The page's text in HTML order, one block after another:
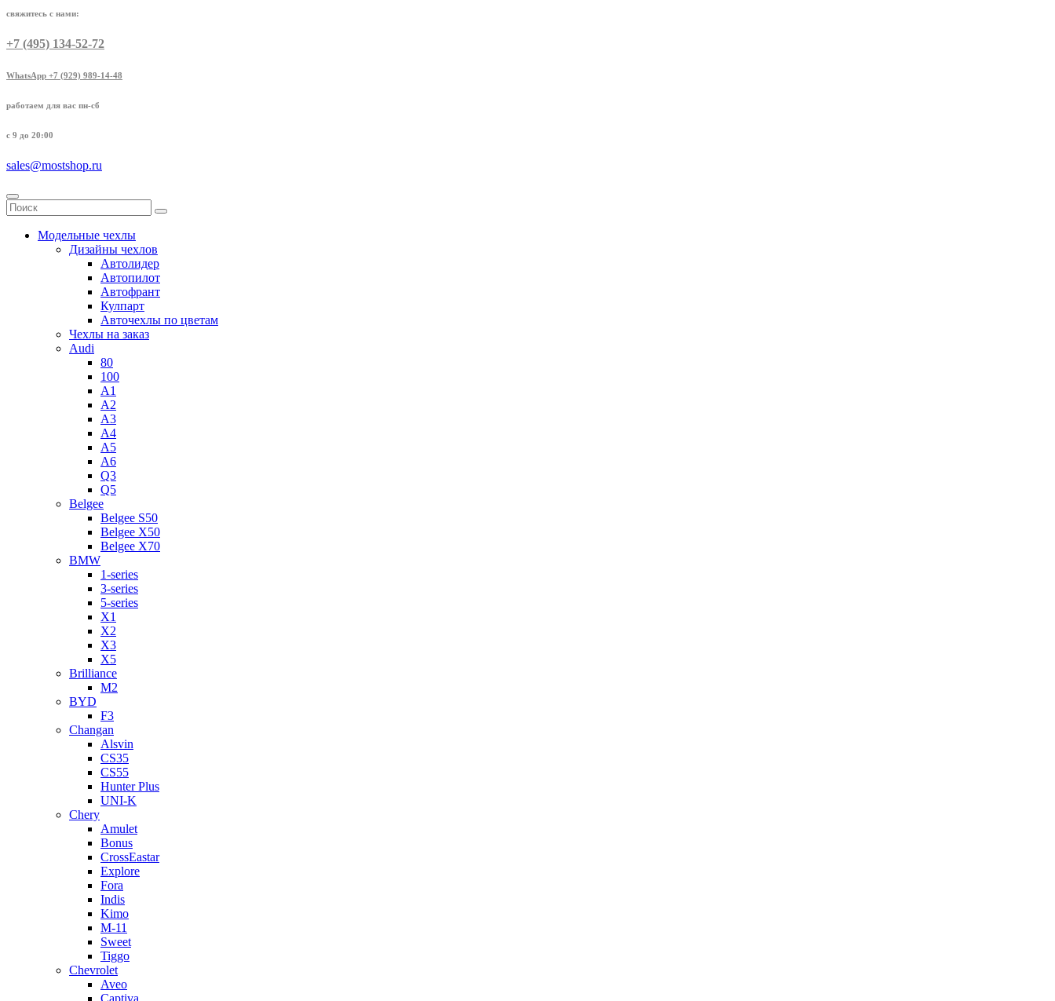
свяжитесь с нами:
+7 (495) 134-52-72
WhatsApp +7 (929) 989-14-48
работаем для вас пн-сб
с 9 до 20:00
sales@mostshop.ru
Модельные чехлы
Дизайны чехлов
Автолидер
Автопилот
Автофрант
Кулпарт
Авточехлы по цветам
Чехлы на заказ
Audi
80
100
A1
A2
A3
A4
A5
A6
Q3
Q5
Belgee
Belgee S50
Belgee X50
Belgee X70
BMW
1-series
3-series
5-series
X1
X2
X3
X5
Brilliance
M2
BYD
F3
Changan
Alsvin
CS35
CS55
Hunter Plus
UNI-K
Chery
Amulet
Bonus
CrossEastar
Explore
Fora
Indis
Kimo
M-11
Sweet
Tiggo
Chevrolet
Aveo
Captiva